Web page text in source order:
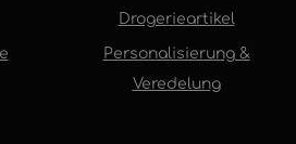
Drogerieartikel
Personalisierung &
Veredelung